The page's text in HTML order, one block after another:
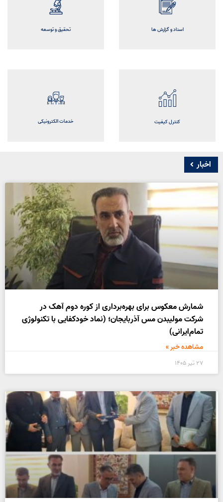
اسناد و گزارش ها تحقیق و توسعه
کنترل کیفیت خدمات الکترونیکی
سرویس پست الکترونیک
اخبار
شمارش معکوس برای بهره‌برداری از کوره دوم آهک در
شرکت مولیبدن مس آذربایجان؛ (نماد خودکفایی با تکنولوژی
تمام‌ایرانی)
مشاهده خبر »
۲۷ تیر ۱۴۰۵